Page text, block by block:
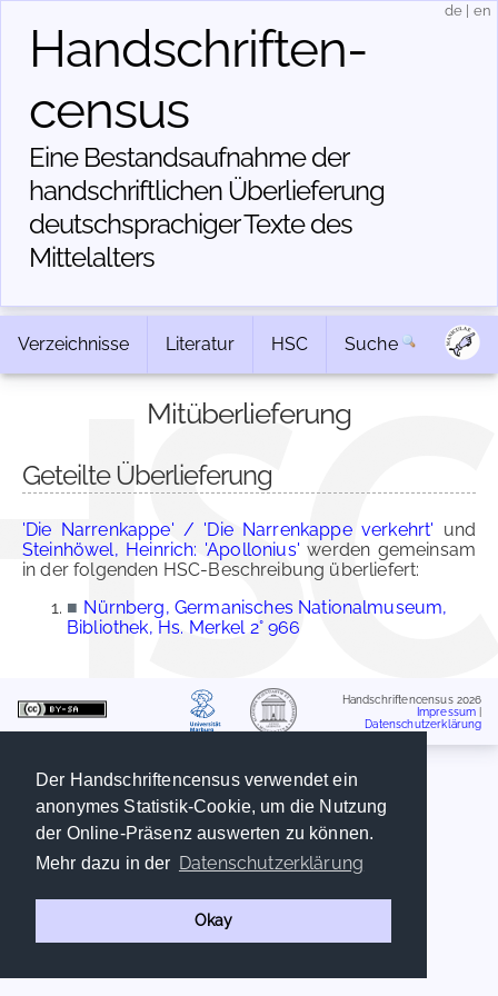
Der Handschriftencensus verwendet ein
anonymes Statistik-Cookie, um die Nutzung
der Online-Präsenz auswerten zu können.
Mehr dazu in der Datenschutzerklärung
Okay
Handschriften­
census
Eine Bestandsaufnahme der
handschriftlichen Über­lieferung
deutschsprachiger Texte des
Mittelalters
de en
Verzeichnisse Literatur HSC Suche
Mitüberlieferung
Geteilte Überlieferung
'Die Narrenkappe' / 'Die Narrenkappe verkehrt' und
Steinhöwel, Heinrich: 'Apollonius' werden gemeinsam
in der folgenden HSC-Beschreibung überliefert:
■ Nürnberg, Germanisches Nationalmuseum,
Bibliothek, Hs. Merkel 2° 966
Handschriftencensus 2026
Impressum
Datenschutzerklärung